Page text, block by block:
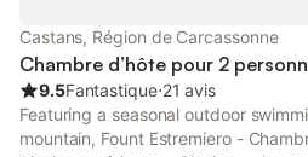
Castans, Région de Carcassonne
Chambre d’hôte pour 2
9.5Fantastique⋅21 avis
Featuring a seasonal outdoor
mountain, Fount Estremiero -